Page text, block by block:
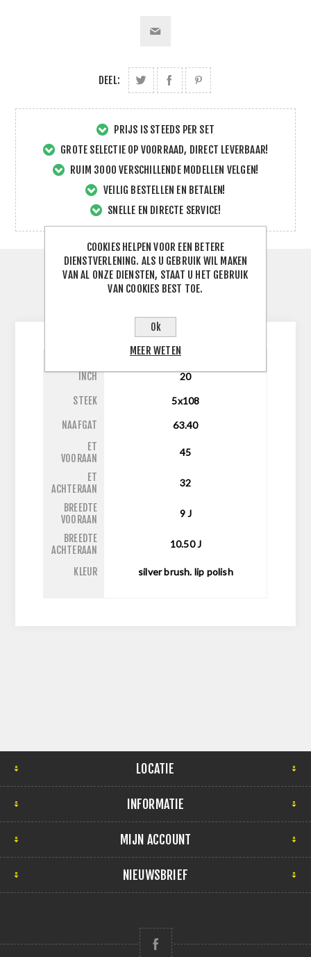
DEEL:
PRIJS IS STEEDS PER SET
GROTE SELECTIE OP VOORRAAD, DIRECT LEVERBAAR!
RUIM 3000 VERSCHILLENDE MODELLEN VELGEN!
VEILIG BESTELLEN EN BETALEN!
SNELLE EN DIRECTE SERVICE!
SPECIFICATIES
INCH 20
STEEK 5x108
NAAFGAT
63.40
ET
VOORAAN
45
ET
ACHTERAAN
32
BREEDTE
VOORAAN
9J
BREEDTE
ACHTERAAN
10.50J
KLEUR silver brush. lip polish
LOCATIE
INFORMATIE
MIJN ACCOUNT
NIEUWSBRIEF
COOKIES HELPEN VOOR EEN BETERE
DIENSTVERLENING. ALS U GEBRUIK WIL MAKEN
VAN AL ONZE DIENSTEN, STAAT U HET GEBRUIK
VAN COOKIES BEST TOE.
Ok
MEER WETEN